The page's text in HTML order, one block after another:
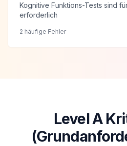
Kognitive Funktions-Tests sind
erforderlich
2 häufige Fehler
Level A